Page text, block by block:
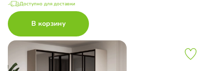
Доступно для доставки
В корзину